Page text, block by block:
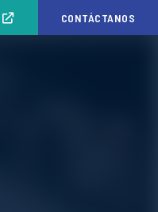
CONTÁCTANOS